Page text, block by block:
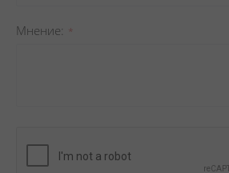
Мнение